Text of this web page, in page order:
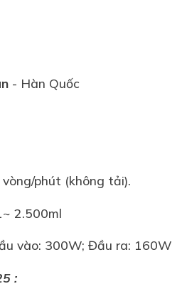
- Hàn Quốc
phút (không tải).
2.500ml
vào: 300W; Đầu ra: 160W
: